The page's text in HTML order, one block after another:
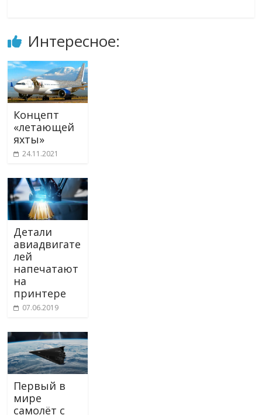
Интересное:
Концепт
«летающей
яхты»
24.11.2021
Детали
авиадвигате
лей
напечатают
на
принтере
07.06.2019
Первый в
мире
самолёт с